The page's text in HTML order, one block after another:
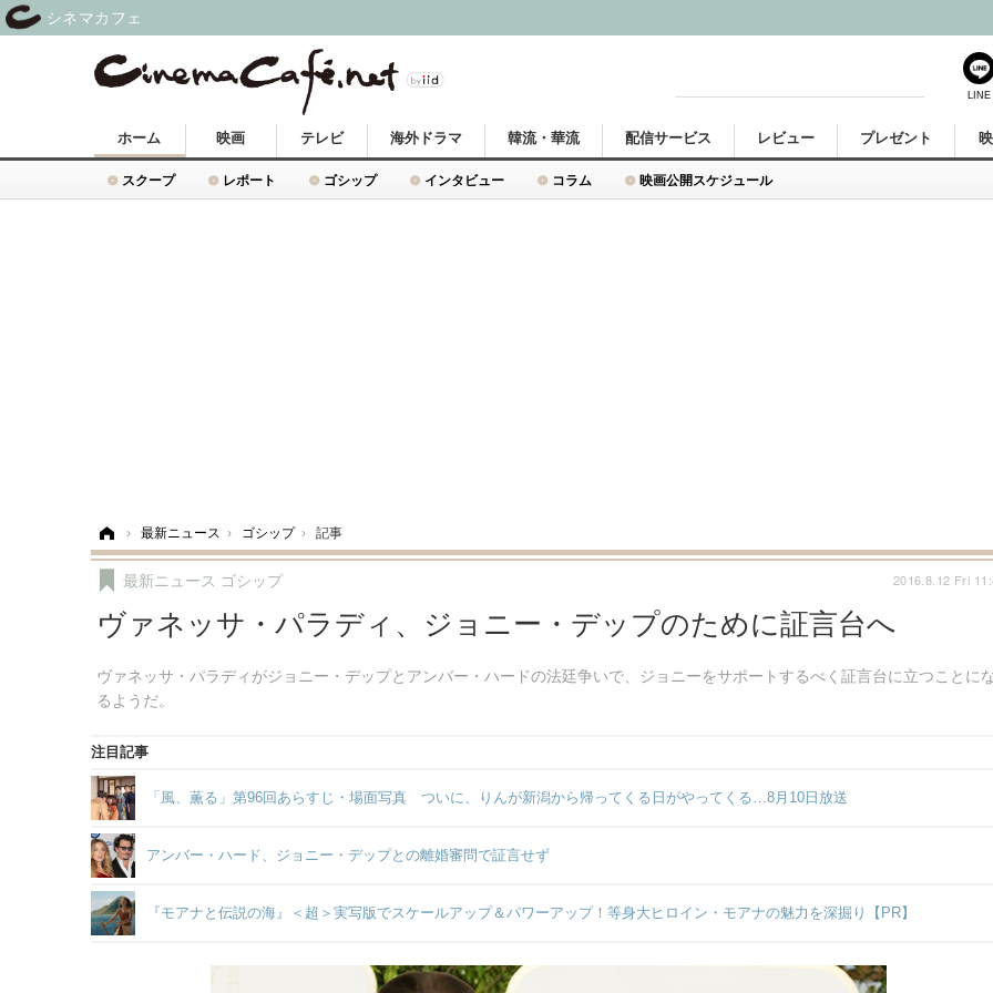
ホーム
スクープ レポート ゴシップ インタビュー コラム 映画公開スケジュール
映画 テレビ 海外ドラマ 韓流・華流 配信サービス レビュー プレゼント
› 最新ニュース › ゴシップ › 記事
ヴァネッサ・パラディ、ジョニー・デップのために証言台へ
ヴァネッサ・パラディがジョニー・デップとアンバー・ハードの法廷争いで、ジョニーをサポートするべく証言台に立つことに
るようだ。
最新ニュース ゴシップ 2016.8.12 Fri
注目記事
「風、薫る」第96回あらすじ・場面写真 ついに、りんが新潟から帰ってくる日がやってくる…8月10日放送
アンバー・ハード、ジョニー・デップとの離婚審問で証言せず
『モアナと伝説の海』＜超＞実写版でスケールアップ＆パワーアップ！等身大ヒロイン・モアナの魅力を深掘り【PR】
LINE
シネマカフェ